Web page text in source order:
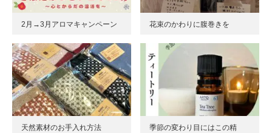
2月→3月アロマキャンペーン 花束のかわりに腹巻きを
天然素材のお手入れ方法
季節の変わり目にはこの精